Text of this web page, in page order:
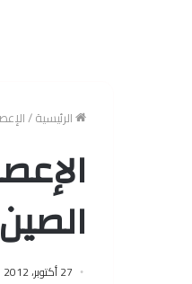
الرئيسية/
27 أكتوبر، 2012